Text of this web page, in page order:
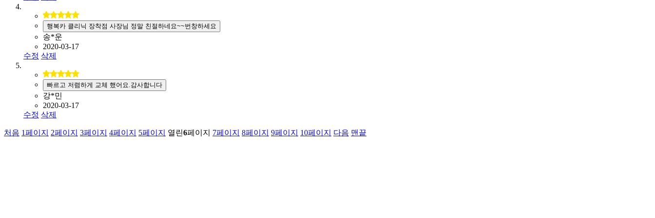
행복카 클리닉 장착점 사장님 정말 친절하네요~~번창하세요
송*운
2020-03-17
수정 삭제
빠르고 저렴하게 교체 했어요.감사합니다
강*민
2020-03-17
수정 삭제
처음 1페이지 2페이지 3페이지 4페이지 5페이지 열린6페이지 7페이지 8페이지 9페이지 10페이지 다음 맨끝